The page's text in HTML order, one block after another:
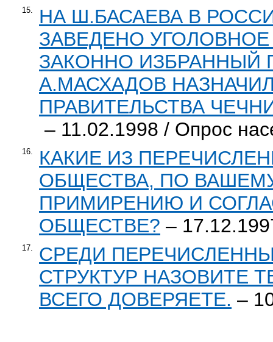
15.
НА Ш.БАСАЕВА В
ЗАВЕДЕНО
ЗАКОННО ИЗБРАННЫЙ
А.МАСХАДОВ
ПРАВИТЕЛЬСТВА
– 11.02.1998 / Опрос
16.
КАКИЕ ИЗ
ОБЩЕСТВА, ПО
ПРИМИРЕНИЮ И
ОБЩЕСТВЕ? –
17.
СРЕДИ
СТРУКТУР НАЗОВИТЕ
ВСЕГО ДОВЕРЯЕТЕ. –